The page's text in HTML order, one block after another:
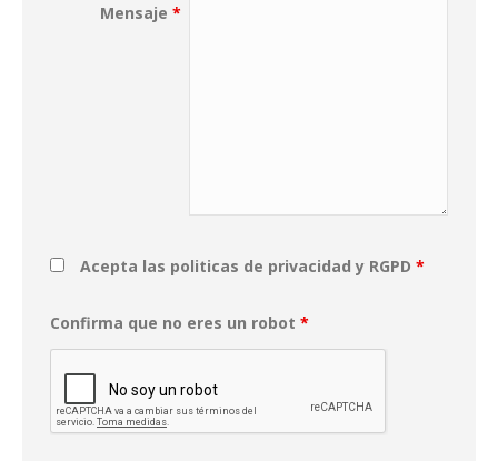
Mensaje*
Acepta las politicas de privacidad y RGPD *
Confirma que no eres un robot *